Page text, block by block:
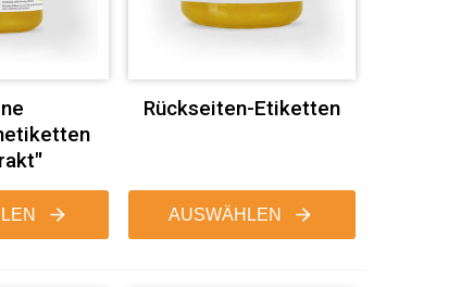
Rückseiten-Etiketten
AUSWÄHLEN